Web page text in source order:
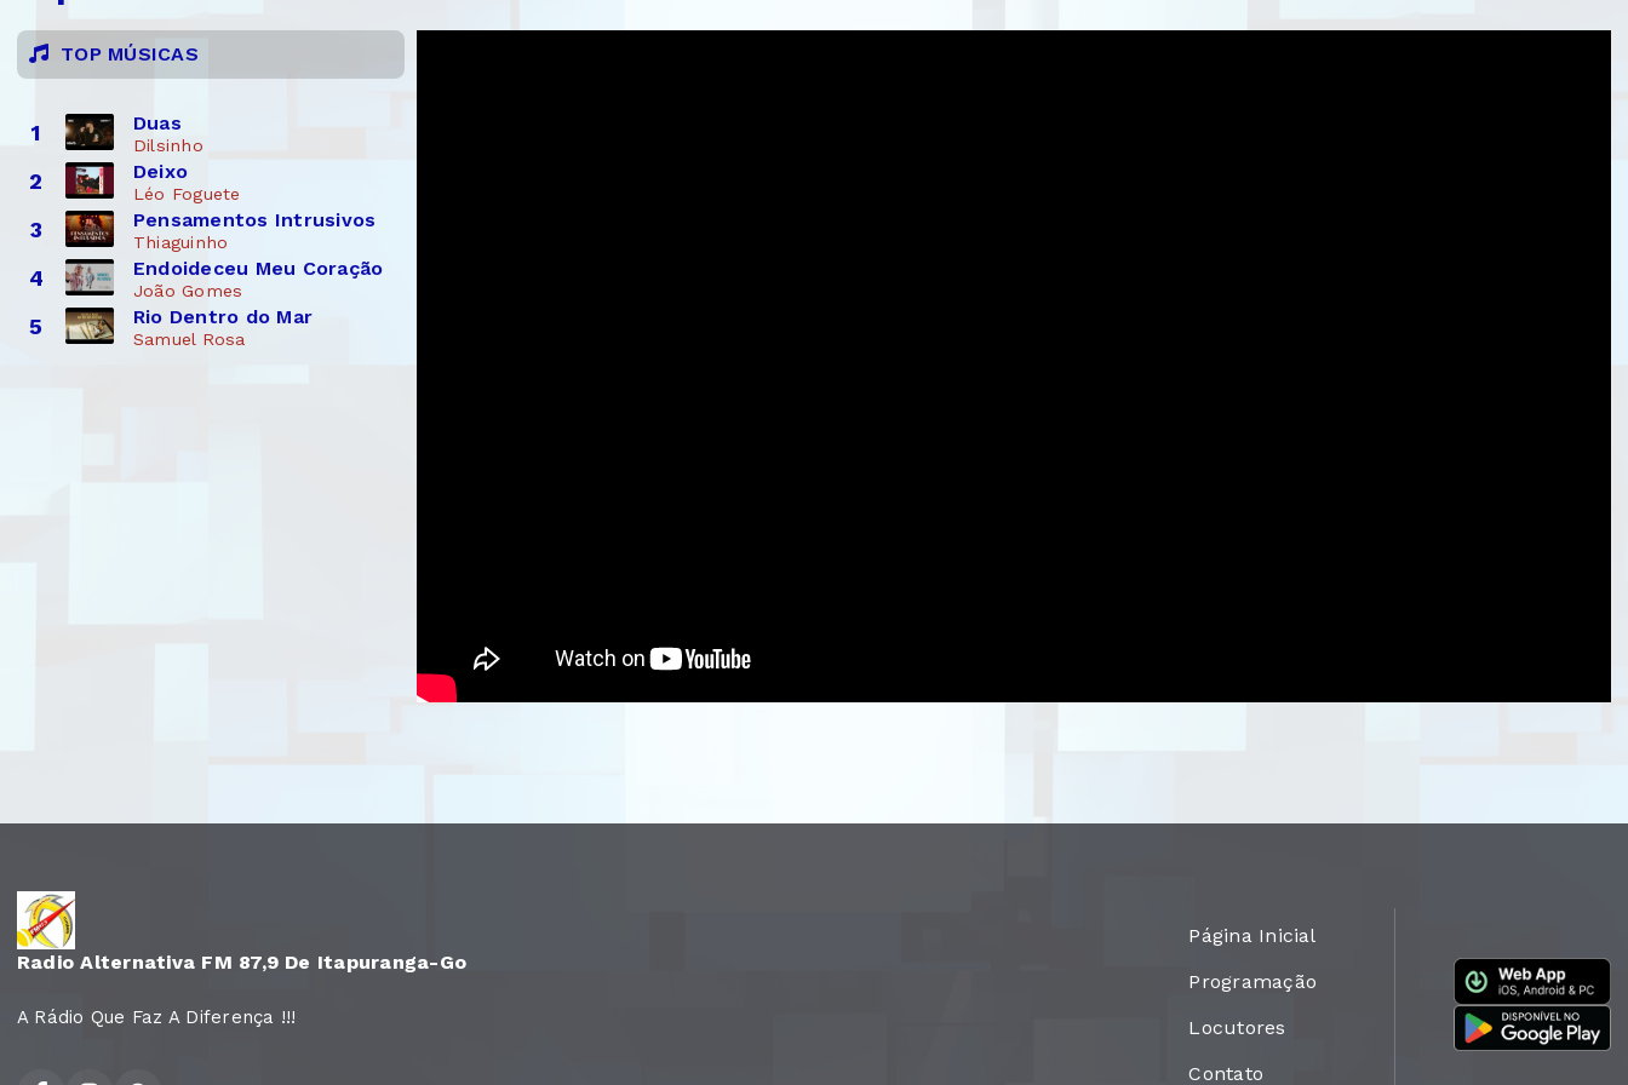
TOP MÚSICAS
1 Duas
Dilsinho
2 Deixo
Léo Foguete
3 Pensamentos Intrusivos
Thiaguinho
4 Endoideceu Meu Coração
João Gomes
5 Rio Dentro do Mar
Samuel Rosa
Radio Alternativa FM 87,9 De Itapuranga-Go
A Rádio Que Faz A Diferença !!!
Página Inicial
Programação
Locutores
Contato